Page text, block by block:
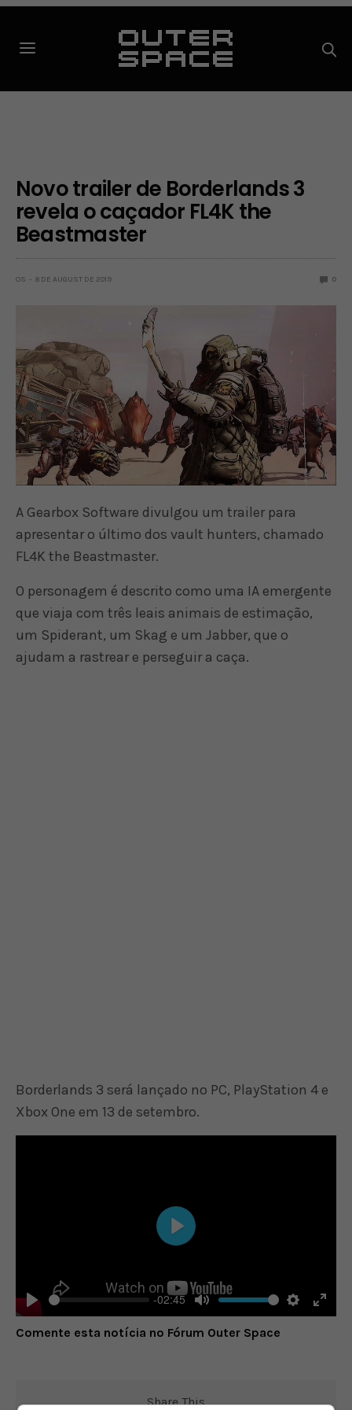
Novo trailer de Borderlands 3
revela o caçador FL4K the
Beastmaster
OS 8 DE AUGUST DE 2019 0
A Gearbox Software divulgou um trailer para
apresentar o último dos vault hunters, chamado
FL4K the Beastmaster.
O personagem é descrito como uma IA emergente
que viaja com três leais animais de estimação,
um Spiderant, um Skag e um Jabber, que o
ajudam a rastrear e perseguir a caça.
Borderlands 3 será lançado no PC, PlayStation 4 e
Xbox One em 13 de setembro.
Play
-02:45
Mute Settings
Enter
Play
Comente esta notícia no Fórum Outer Space
Share This